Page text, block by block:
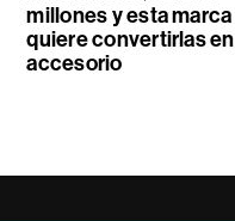
millones y esta marca
quiere convertirlas en
accesorio